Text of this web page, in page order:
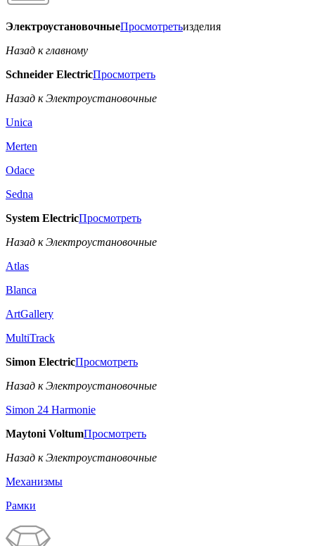
ЭлектроустановочныеПросмотретьизделия
Назад к главному
Schneider ElectricПросмотреть
Назад к Электроустановочные
Unica
Merten
Odace
Sedna
System ElectricПросмотреть
Назад к Электроустановочные
Atlas
Blanca
ArtGallery
MultiTrack
Simon ElectricПросмотреть
Назад к Электроустановочные
Simon 24 Harmonie
Maytoni VoltumПросмотреть
Назад к Электроустановочные
Механизмы
Рамки